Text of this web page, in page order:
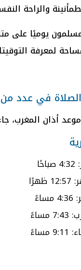
والراحة
يوميًا على
لمعرفة
في عدد
أذان المغرب،